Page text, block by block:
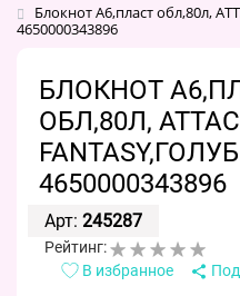
Блокнот А6,пласт обл,80л,
4650000343896
БЛОКНОТ
ОБЛ,80Л,
4650000343896
Арт: 245287
Рейтинг:
В избранное